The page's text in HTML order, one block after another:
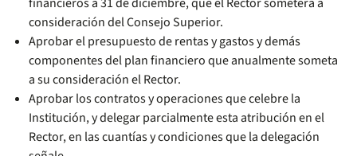
consideración del Consejo Superior.
Aprobar el presupuesto de rentas y gastos y demás
componentes del plan financiero que anualmente someta
a su consideración el Rector.
Aprobar los contratos y operaciones que celebre la
Institución, y delegar parcialmente esta atribución en el
Rector, en las cuantías y condiciones que la delegación